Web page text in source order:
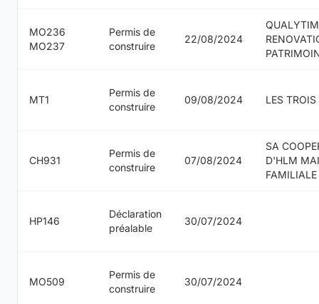
MO236
MO237
Permis de
construire
22/08/2024
QUALYTIM
MT1
Permis de
construire
09/08/2024 LES
CH931
Permis de
construire
07/08/2024
SA
D'HLM
HP146
Déclaration
préalable
30/07/2024
MO509
Permis de
construire
30/07/2024